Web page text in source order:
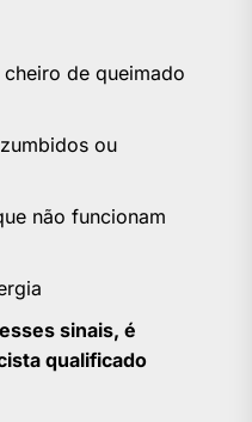
de queimado
ou
não funcionam
sinais, é
qualificado